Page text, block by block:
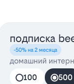
подписка
-50% на 2 месяца
домашний
100
500